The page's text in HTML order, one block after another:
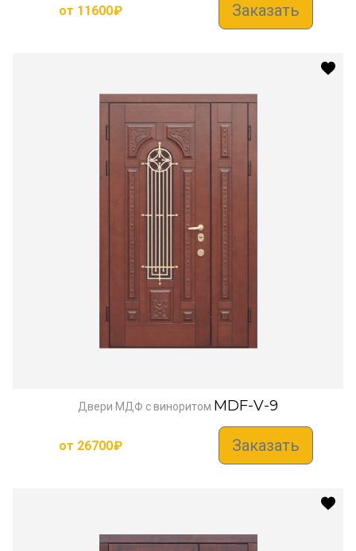
от 11600₽ Заказать
Двери МДФ с виноритом MDF-V-9
от 26700₽ Заказать